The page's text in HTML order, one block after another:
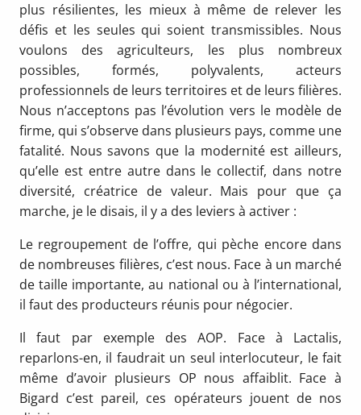
plus résilientes, les mieux à même de relever les
défis et les seules qui soient transmissibles. Nous
voulons des agriculteurs, les plus nombreux
possibles, formés, polyvalents, acteurs
professionnels de leurs territoires et de leurs filières.
Nous n’acceptons pas l’évolution vers le modèle de
firme, qui s’observe dans plusieurs pays, comme une
fatalité. Nous savons que la modernité est ailleurs,
qu’elle est entre autre dans le collectif, dans notre
diversité, créatrice de valeur. Mais pour que ça
marche, je le disais, il y a des leviers à activer :
Le regroupement de l’offre, qui pèche encore dans
de nombreuses filières, c’est nous. Face à un marché
de taille importante, au national ou à l’international,
il faut des producteurs réunis pour négocier.
Il faut par exemple des AOP. Face à Lactalis,
reparlons-en, il faudrait un seul interlocuteur, le fait
même d’avoir plusieurs OP nous affaiblit. Face à
Bigard c’est pareil, ces opérateurs jouent de nos